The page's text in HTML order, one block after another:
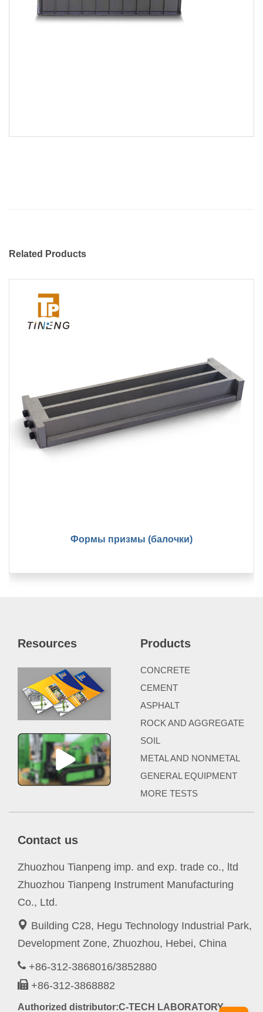
Related Products
Формы призмы (балочки)
Resources Products
CONCRETE
CEMENT
ASPHALT
ROCK AND AGGREGATE
SOIL
METAL AND NONMETAL
GENERAL EQUIPMENT
MORE TESTS
Contact us
Zhuozhou Tianpeng imp. and exp. trade co., ltd
Zhuozhou Tianpeng Instrument Manufacturing
Co., Ltd.
Building C28, Hegu Technology Industrial Park,
Development Zone, Zhuozhou, Hebei, China
+86-312-3868016/3852880
+86-312-3868882
Authorized distributor:C-TECH LABORATORY